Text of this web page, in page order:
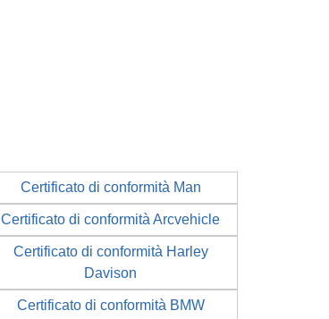
Certificato di conformità Man
Certificato di conformità Arcvehicle
Certificato di conformità Harley
Davison
Certificato di conformità BMW